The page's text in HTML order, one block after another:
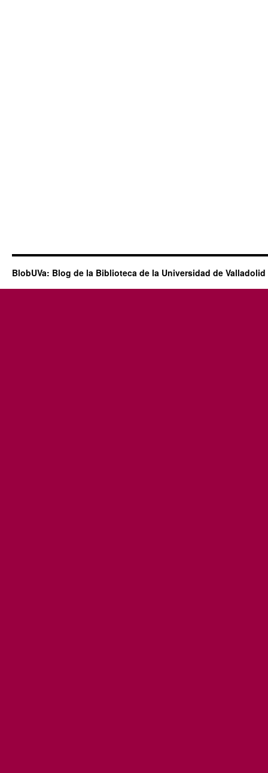
BlobUVa: Blog de la Biblioteca de la Universidad de Valladolid